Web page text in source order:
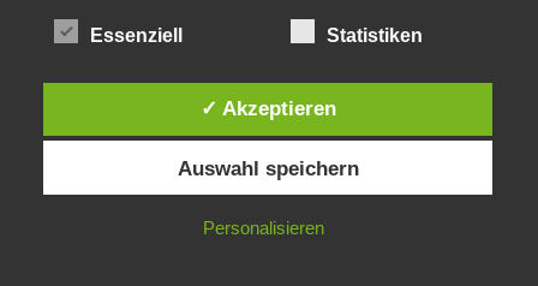
Was ist denn das? -Mars „SOL 735“ Rover Curiosity
24. November 2015
Die Brexit-Lüge (1/8 Teil)
Diese Website verwendet Cookies. Durch die weitere Nutzung dieser
Website stimmst du der Verwendung von Cookies zu.
IN ORDNUNG
Essenziell Statistiken
✓ Akzeptieren
Auswahl speichern
Personalisieren